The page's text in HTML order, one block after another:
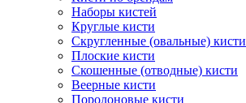
Наборы кистей
Круглые кисти
Скругленные (овальные) кисти
Плоские кисти
Скошенные (отводные) кисти
Веерные кисти
Поролоновые кисти